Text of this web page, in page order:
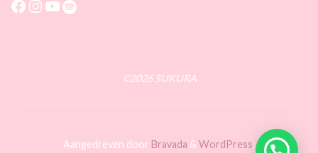
Facebook
Instagram
YouTube
Spotify
©2026 SUKURA
Aangedreven door Bravada & WordPress.